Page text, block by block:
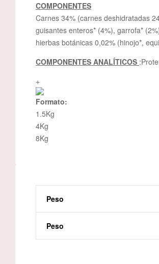
COMPONENTES
Carnes 34% (carnes deshidratadas
guisantes enteros* (4%), garrofa*
hierbas botánicas 0,02% (hinojo*,
COMPONENTES ANALÍTICOS
+
Formato:
1.5Kg
4Kg
8Kg
Peso
Peso